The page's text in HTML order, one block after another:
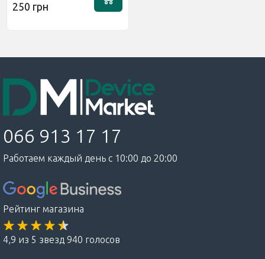
250 грн
066 913 17 17
Работаем каждый день с 10:00 до 20:00
Рейтинг магазина
4,9 из 5 звезд 940 голосов